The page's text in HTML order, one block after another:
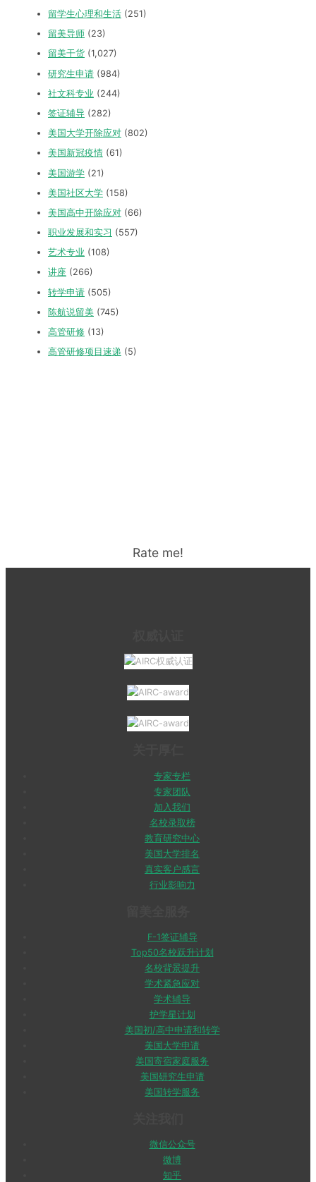
留学生心理和生活 (251)
留美导师 (23)
留美干货 (1,027)
研究生申请 (984)
社文科专业 (244)
签证辅导 (282)
美国大学开除应对 (802)
美国新冠疫情 (61)
美国游学 (21)
美国社区大学 (158)
美国高中开除应对 (66)
职业发展和实习 (557)
艺术专业 (108)
讲座 (266)
转学申请 (505)
陈航说留美 (745)
高管研修 (13)
高管研修项目速递 (5)
Rate me!
专家专栏
专家团队
加入我们
名校录取榜
教育研究中心
美国大学排名
真实客户感言
行业影响力
F-1签证辅导
Top50名校跃升计划
名校背景提升
学术紧急应对
学术辅导
护学星计划
美国初/高中申请和转学
美国大学申请
美国寄宿家庭服务
美国研究生申请
美国转学服务
微信公众号
微博
知乎